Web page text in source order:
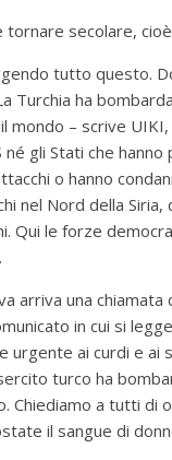
tornare secolare,
tutto questo.
Turchia ha
mondo – scrive
né gli Stati che
o hanno
nel Nord della
Qui le forze
arriva una chiamata
in cui si
urgente ai curdi e
turco ha
Chiediamo a tutti di
il sangue di